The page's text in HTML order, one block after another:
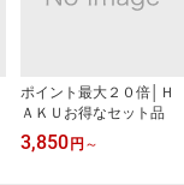
ポイント最大２０倍│Ｈ
ＡＫＵお得なセット品
3,850 円 ～